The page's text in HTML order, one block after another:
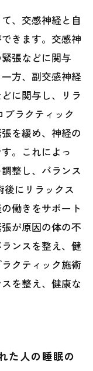
、交感神経と自
きます。交感神
張などに関与
方、副交感神経
に関与し、リラ
ラクティック
を緩め、神経の
。これによっ
整し、バランス
後にリラックス
働きをサポート
が原因の体の不
ンスを整え、健
クティック施術
を整え、健康な
た人の睡眠の